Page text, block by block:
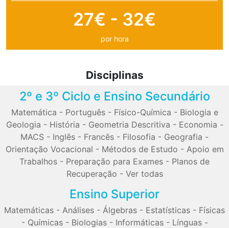
27€ - 32€
por hora
Disciplinas
2º e 3º Ciclo e Ensino Secundário
Matemática - Português- Físico-Química - Biologia e
Geologia - História - Geometria Descritiva - Economia -
MACS - Inglês - Francês - Filosofia - Geografia -
Orientação Vocacional - Métodos de Estudo - Apoio em
Trabalhos - Preparação para Exames - Planos de
Recuperação - Ver todas
Ensino Superior
Matemáticas - Análises - Álgebras - Estatísticas - Físicas
- Químicas- Biologias- Informáticas- Línguas-